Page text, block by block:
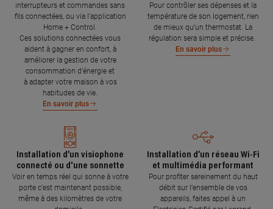
interrupteurs et commandes sans
fils connectées, ou via l'application
Home + Control.
Ces solutions connectées vous
aident à gagner en confort, à
améliorer la gestion de votre
consommation d’énergie et
à adapter votre maison à vos
habitudes de vie.
En savoir plus
Pour contrôler ses dépenses et la
température de son logement, rien
de mieux qu’un thermostat. La
régulation sera simple et précise.
En savoir plus
Installation d’un visiophone
connecté ou d'une sonnette
Voir en temps réel qui sonne à votre
porte c’est maintenant possible,
même à des kilomètres de votre
Installation d’un réseau Wi-Fi
et multimédia performant
Pour profiter sereinement du haut
débit sur l’ensemble de vos
appareils, faites appel à un